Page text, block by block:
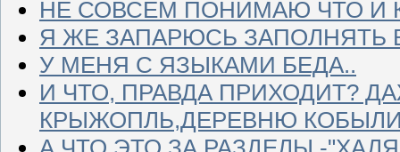
НЕ СОВСЕМ ПОНИМАЮ ЧТО И
Я ЖЕ ЗАПАРЮСЬ ЗАПОЛНЯТЬ
У МЕНЯ С ЯЗЫКАМИ БЕДА..
И ЧТО, ПРАВДА ПРИХОДИТ?
КРЫЖОПЛЬ,ДЕРЕВНЮ